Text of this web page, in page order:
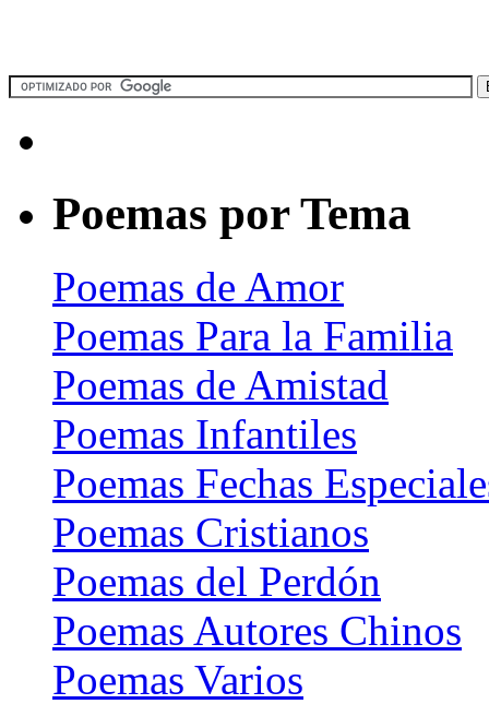
Poemas por Tema
Poemas de Amor
Poemas Para la Familia
Poemas de Amistad
Poemas Infantiles
Poemas Fechas
Poemas Cristianos
Poemas del Perdón
Poemas Autores Chinos
Poemas Varios